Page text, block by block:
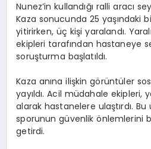
Nunez’in kullandığı ralli aracı
Kaza sonucunda 25 yaşındaki
yitirirken, üç kişi yaralandı.
ekipleri tarafından hastaneye
soruşturma başlatıldı.
Kaza anına ilişkin görüntüler
yayıldı. Acil müdahale ekipleri,
alarak hastanelere ulaştırdı.
sporunun güvenlik önlemlerini
getirdi.